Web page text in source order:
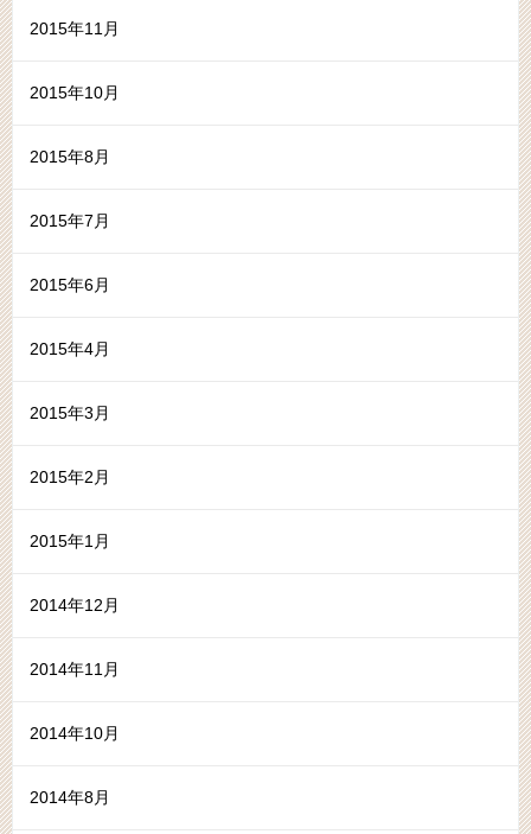
2015年11月
2015年10月
2015年8月
2015年7月
2015年6月
2015年4月
2015年3月
2015年2月
2015年1月
2014年12月
2014年11月
2014年10月
2014年8月